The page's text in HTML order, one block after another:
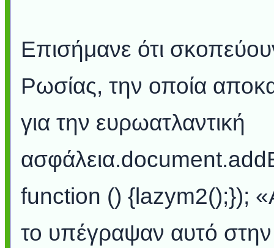
Επισήμανε ότι
Ρωσίας, την οποία
για την ευρωατλαντική
function () {lazym2();});
το υπέγραψαν αυτό